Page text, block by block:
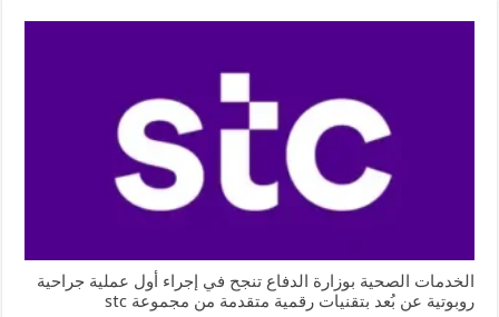
الخدمات الصحية بوزارة الدفاع تنجح في إجراء أول عملية جراحية
روبوتية عن بُعد بتقنيات رقمية متقدمة من مجموعة stc